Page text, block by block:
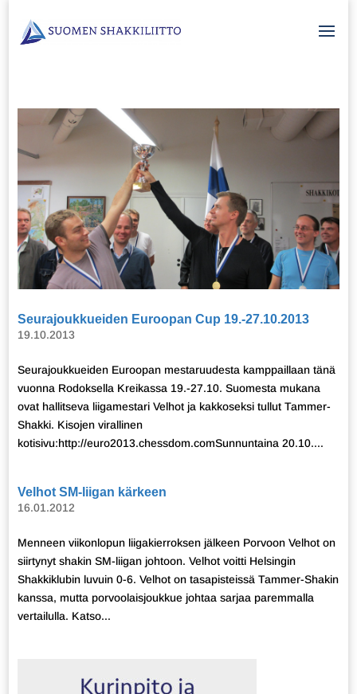
Seurajoukkueiden Euroopan Cup 19.-27.10.2013
19.10.2013
Seurajoukkueiden Euroopan mestaruudesta kamppaillaan tänä
vuonna Rodoksella Kreikassa 19.-27.10. Suomesta mukana
ovat hallitseva liigamestari Velhot ja kakkoseksi tullut Tammer-
Shakki. Kisojen virallinen
kotisivu:http://euro2013.chessdom.comSunnuntaina 20.10....
Velhot SM-liigan kärkeen
16.01.2012
Menneen viikonlopun liigakierroksen jälkeen Porvoon Velhot on
siirtynyt shakin SM-liigan johtoon. Velhot voitti Helsingin
Shakkiklubin luvuin 0-6. Velhot on tasapisteissä Tammer-Shakin
kanssa, mutta porvoolaisjoukkue johtaa sarjaa paremmalla
vertailulla. Katso...